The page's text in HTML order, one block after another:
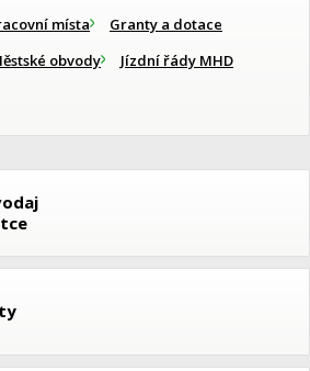
místa
Granty a dotace
obvody Jízdní řády MHD